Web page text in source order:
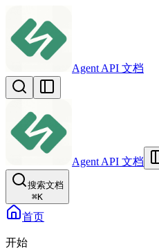
Agent API 文档
Agent API 文档
搜索文档
⌘K
首页
开始